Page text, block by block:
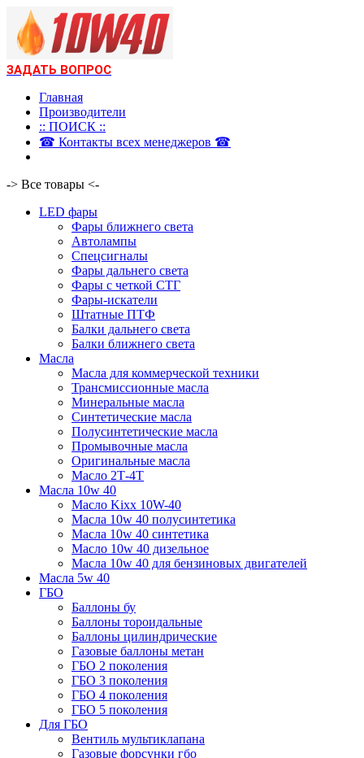
ЗАДАТЬ ВОПРОС
Главная
Производители
:: ПОИСК ::
☎ Контакты всех менеджеров ☎
-> Все товары <-
LED фары
Фары ближнего света
Автолампы
Спецсигналы
Фары дальнего света
Фары с четкой СТГ
Фары-искатели
Штатные ПТФ
Балки дальнего света
Балки ближнего света
Масла
Масла для коммерческой техники
Трансмиссионные масла
Минеральные масла
Синтетические масла
Полусинтетические масла
Промывочные масла
Оригинальные масла
Масло 2Т-4Т
Масла 10w 40
Mасло Kixx 10W-40
Масла 10w 40 полусинтетика
Масла 10w 40 синтетика
Масло 10w 40 дизельное
Масла 10w 40 для бензиновых двигателей
Масла 5w 40
ГБО
Баллоны бу
Баллоны тороидальные
Баллоны цилиндрические
Газовые баллоны метан
ГБО 2 поколения
ГБО 3 поколения
ГБО 4 поколения
ГБО 5 поколения
Для ГБО
Вентиль мультиклапана
Газовые форсунки гбо